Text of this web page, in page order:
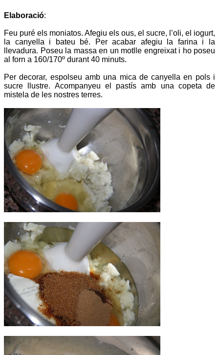
Elaboració:
Feu puré els moniatos. Afegiu els ous, el sucre, l’oli, el iogurt,
la canyella i bateu bé. Per acabar afegiu la farina i la
llevadura. Poseu la massa en un motlle engreixat i ho poseu
al forn a 160/170º durant 40 minuts.
Per decorar, espolseu amb una mica de canyella en pols i
sucre llustre. Acompanyeu el pastís amb una copeta de
mistela de les nostres terres.